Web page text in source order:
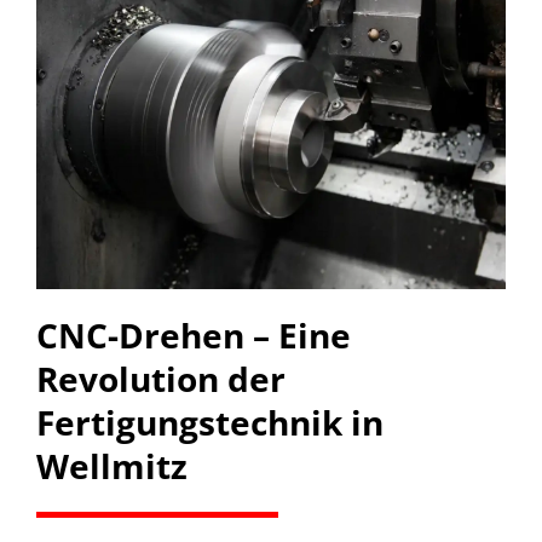
CNC-Drehen – Eine
Revolution der
Fertigungstechnik in
Wellmitz